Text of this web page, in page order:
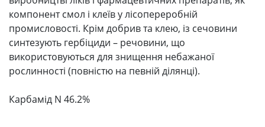
компонент смол і клеїв у лісопереробній
промисловості. Крім добрив та клею, із сечовини
синтезують гербіциди – речовини, що
використовуються для знищення небажаної
рослинності (повністю на певній ділянці).
Карбамід N 46.2%